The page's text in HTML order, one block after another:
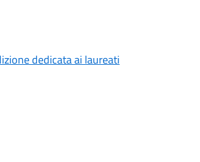
dedicata ai laureati